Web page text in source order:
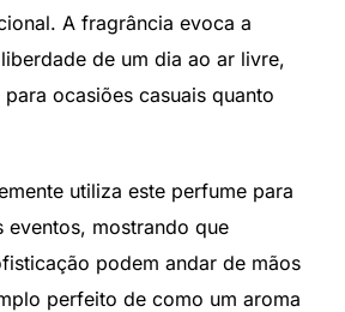
A fragrância evoca a
de um dia ao ar livre,
ocasiões casuais quanto
utiliza este perfume para
eventos, mostrando que
podem andar de mãos
perfeito de como um aroma